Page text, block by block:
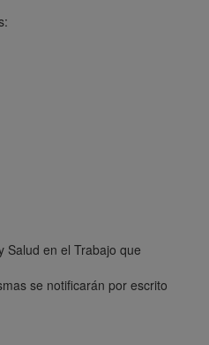
Salud en el Trabajo que
se notificarán por escrito